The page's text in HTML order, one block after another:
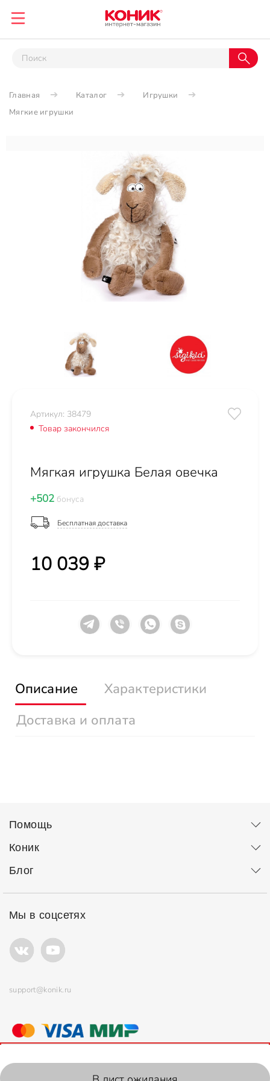
Главная Каталог
Игрушки
Мягкие игрушки
Артикул: 38479
Товар закончился
Мягкая игрушка Белая овечка
+502 бонуса
Бесплатная доставка
10 039 ₽
Описание
Характеристики
Доставка и оплата
Помощь
Коник
Блог
Мы в соцсетях
support@konik.ru